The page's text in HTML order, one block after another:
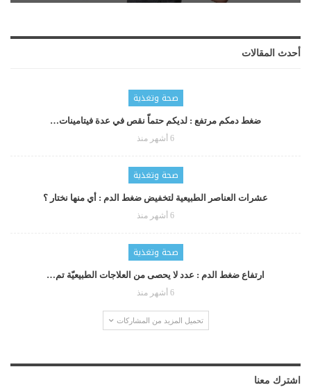
أحدث المقالات
صحة وتغذية
ضغط دمكم مرتفع : لديكم حتماّ نقص في عدة فيتامينات…
6 أشهر منذ
صحة وتغذية
عشرات العناصر الطبيعية لتخفيض ضغط الدم : أي منها نختار ؟
6 أشهر منذ
صحة وتغذية
ارتفاع ضغط الدم : عدد لا يحصى من العلاجات الطبيعيّة تم…
6 أشهر منذ
تحميل المزيد من المشاركات
اشترك معنا